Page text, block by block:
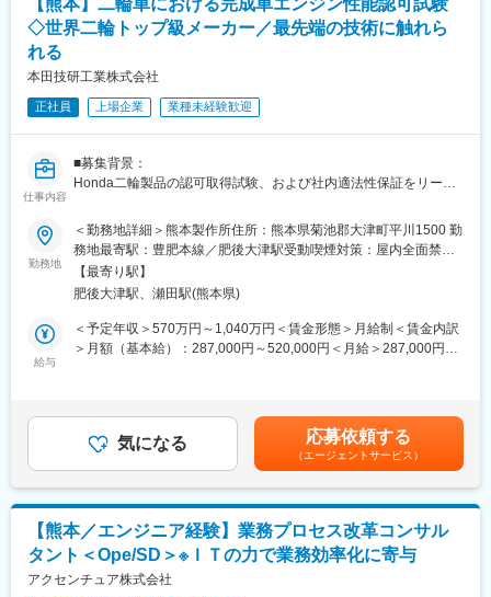
変更の範囲：会社の定める業務
・専用ソフトを使用した損害額/修理費の算出
・修理見積書の内容確認および妥当性の判断
・保険会社との協定・打ち合わせ
・その他付随する業務
【モノ・ヒト・情報による循環型社会の実現にむけて】
メイン事業のダメージカーリユース事業を中心に、その周辺事業
して、保険サービスなどにも事業領域を広げ、壊れた車に関する
ニーズにワンストップで応えられる体制を整えています。さら
に、国内外の取引先や、既存の海外オフィスのネットワーク活
用、自動車業界専門の人材紹介事業や、外国人技能実習生の派遣
ることを目指しております。
変更の範囲：会社の定める業務
【熊本】二輪車における完成車エンジン性能認可試験
◇世界二輪トップ級メーカー／最先端の技術に触れら
れる
本田技研工業株式会社
正社員 上場企業 業種未経験歓迎
仕事内容
■募集背景：
Honda二輪製品の認可取得試験、および社内適法性保証をリード
な二輪製品をお客様へお届けするための仲間を募集します。
■業務内容：
二輪事業における各国の車両許認可取得の為の試験業務及び当局
交渉等をお任せいたします。
■業務内容詳細：
・開発部門と連携した各種認証試験(排ガス、出力、制動、騒音な
ど)の実施
・各種認証試験(排ガス、出力、制動、騒音など)の実施に基づく開
※海外拠点や各国の認可規制機関とのやり取りも発生します。
■魅力・やりがい：
実際に完成車やエンジンに触れて法規が要求する騒音、制動、排
勤務地
＜勤務地詳細＞熊本製作所住所：熊本県菊池郡大津町平川1500 勤
務地最寄駅：豊肥本線／肥後大津駅受動喫煙対策：屋内全面禁煙
変更の範囲：業務上の事情により国内外の事業所(子会社及び関連
会社を含む)への異動、または出向・派遣を命じる場合有
【最寄り駅】
肥後大津駅、瀬田駅(熊本県)
給与
＜予定年収＞570万円～1,040万円＜賃金形態＞月給制＜賃金内訳
＞月額（基本給）：287,000円～520,000円＜月給＞287,000円～
（月給約36万円）・係長クラス 約960万円（月給約43万円）・
管理職 約1,230万円（月給約64万円）賃金はあくまでも目安の
金額であり、選考を通じて上下する可能性があります。月給(月額)
は固定手当を含めた表記です。
気になる 応募依頼する
（エージェントサービス）
【熊本／エンジニア経験】業務プロセス改革コンサル
タント＜Ope/SD＞※ＩＴの力で業務効率化に寄与
アクセンチュア株式会社